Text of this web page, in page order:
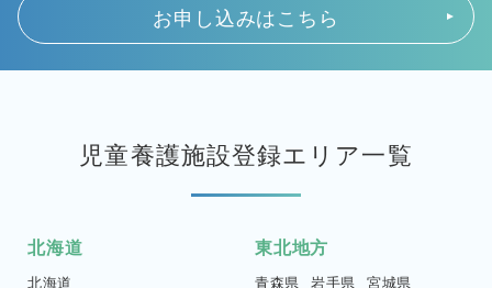
お申し込みはこちら
児童養護施設登録エリア一覧
北海道
北海道
東北地方
青森県 岩手県 宮城県